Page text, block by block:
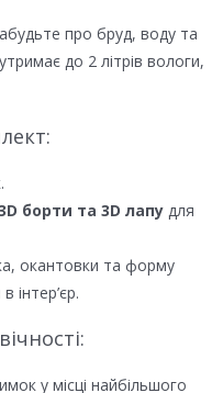
про бруд, воду та
до 2 літрів вологи,
борти та 3D лапу для
окантовки та форму
інтер’єр.
у місці найбільшого